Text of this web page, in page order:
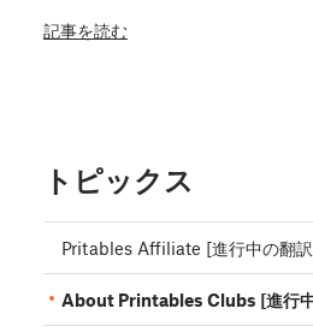
記事を読む
トピックス
Pritables Affiliate [進行中の翻
About Printables Clubs [進行